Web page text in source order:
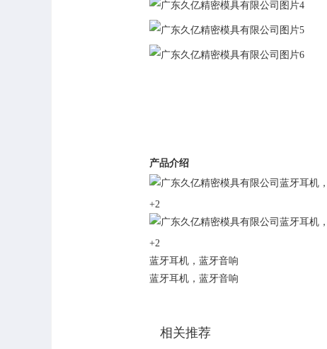
产品介绍
+2
+2
蓝牙耳机，蓝牙音响
蓝牙耳机，蓝牙音响
相关推荐